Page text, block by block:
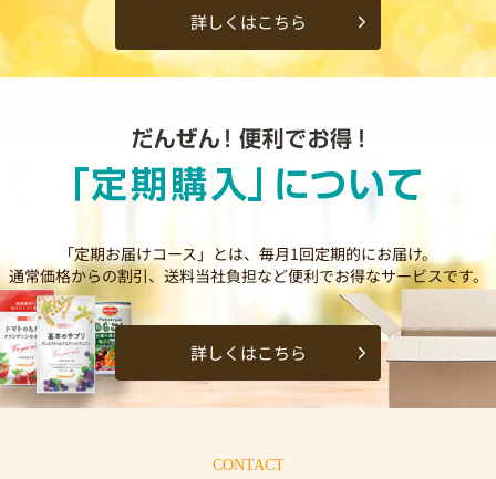
詳しくはこちら
「定期お届けコース」とは、毎月1回定期的にお届け。
通常価格からの割引、送料当社負担など便利でお得なサービスです。
詳しくはこちら
CONTACT